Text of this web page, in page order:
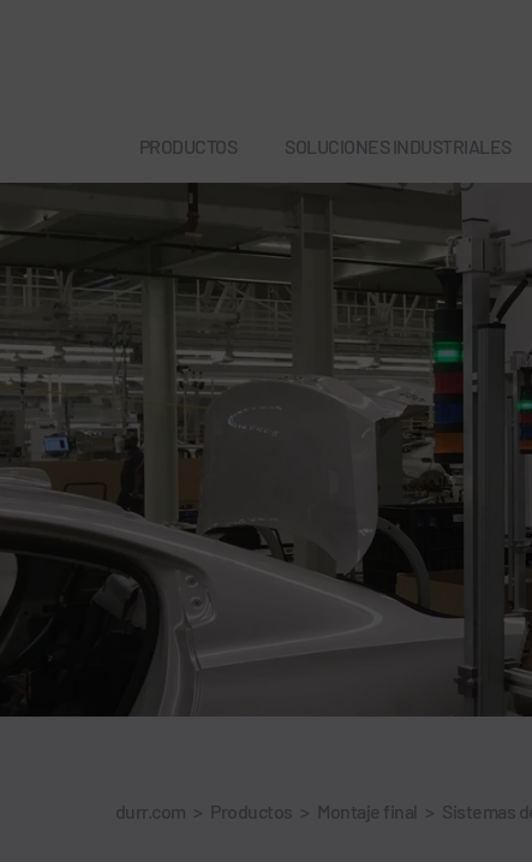
PRODUCTOS SOLUCIONES INDUSTRIALES
durr.com > Productos > Montaje final > Sistemas